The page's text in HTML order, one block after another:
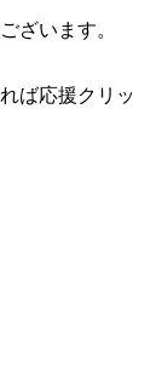
ざいます。
ば応援クリッ